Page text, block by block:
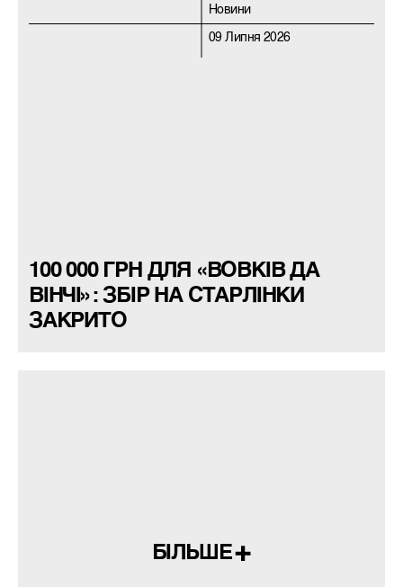
Новини
09 Липня 2026
100 000 ГРН ДЛЯ «ВОВКІВ ДА
ВІНЧІ»: ЗБІР НА СТАРЛІНКИ
ЗАКРИТО
БІЛЬШЕ